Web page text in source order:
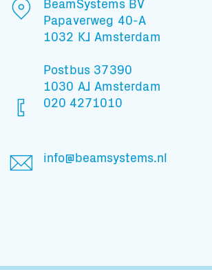
Papaverweg 40-A
1032 KJ Amsterdam
Postbus 37390
1030 AJ Amsterdam
020 4271010
info@beamsystems.nl